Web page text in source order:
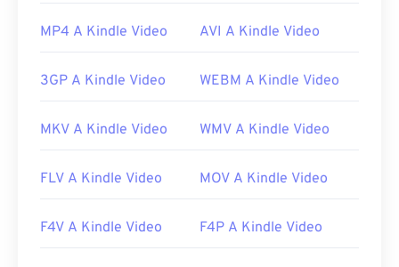
MP4 A Kindle Video AVI A Kindle Video
3GP A Kindle Video WEBM A Kindle Video
MKV A Kindle Video WMV A Kindle Video
FLV A Kindle Video MOV A Kindle Video
F4V A Kindle Video F4P A Kindle Video